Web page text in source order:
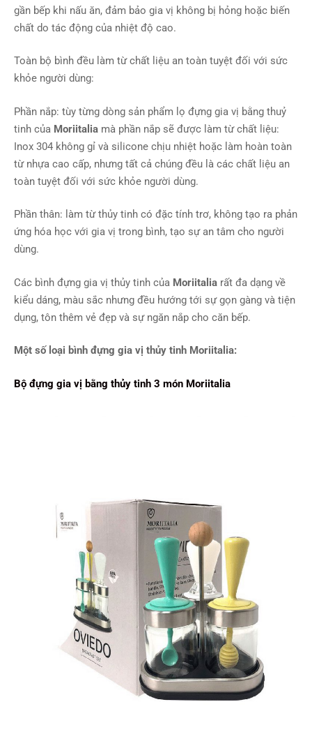
gần bếp khi nấu ăn, đảm bảo gia vị không bị hỏng hoặc biến
chất do tác động của nhiệt độ cao.
Toàn bộ bình đều làm từ chất liệu an toàn tuyệt đối với sức
khỏe người dùng:
Phần nắp: tùy từng dòng sản phẩm lọ đựng gia vị bằng thuỷ
tinh của Moriitalia mà phần nắp sẽ được làm từ chất liệu:
Inox 304 không gỉ và silicone chịu nhiệt hoặc làm hoàn toàn
từ nhựa cao cấp, nhưng tất cả chúng đều là các chất liệu an
toàn tuyệt đối với sức khỏe người dùng.
Phần thân: làm từ thủy tinh có đặc tính trơ, không tạo ra phản
ứng hóa học với gia vị trong bình, tạo sự an tâm cho người
dùng.
Các bình đựng gia vị thủy tinh của Moriitalia rất đa dạng về
kiểu dáng, màu sắc nhưng đều hướng tới sự gọn gàng và tiện
dụng, tôn thêm vẻ đẹp và sự ngăn nắp cho căn bếp.
Một số loại bình đựng gia vị thủy tinh Moriitalia:
Bộ đựng gia vị bằng thủy tinh 3 món Moriitalia